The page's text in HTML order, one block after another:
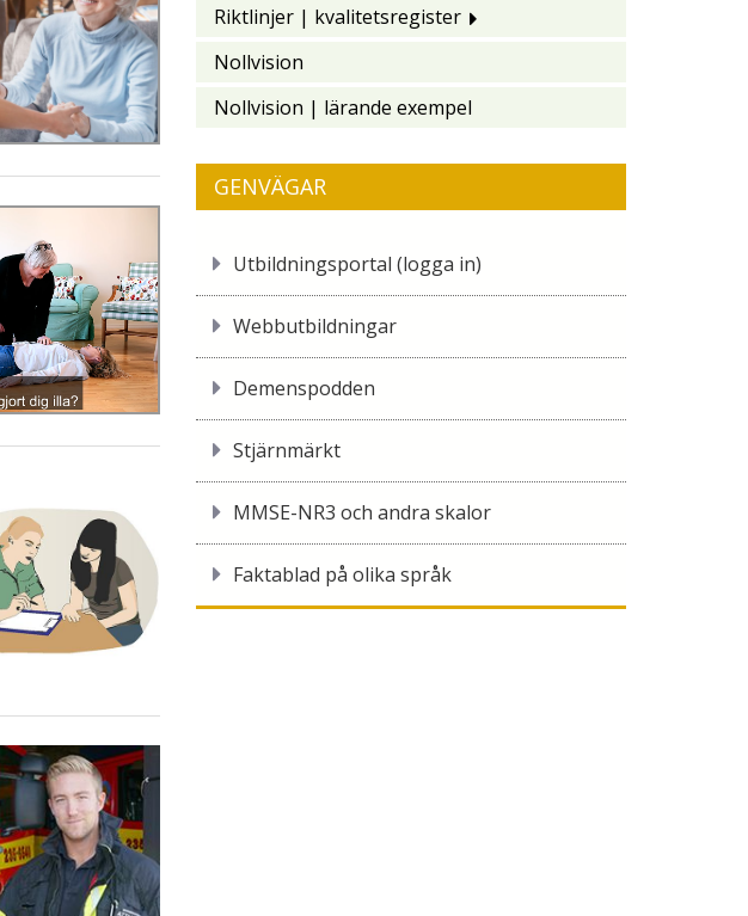
Riktlinjer | kvalitetsregister
Nollvision
Nollvision | lärande exempel
GENVÄGAR
Utbildningsportal (logga in)
Webbutbildningar
Demenspodden
Stjärnmärkt
MMSE-NR3 och andra skalor
Faktablad på olika språk